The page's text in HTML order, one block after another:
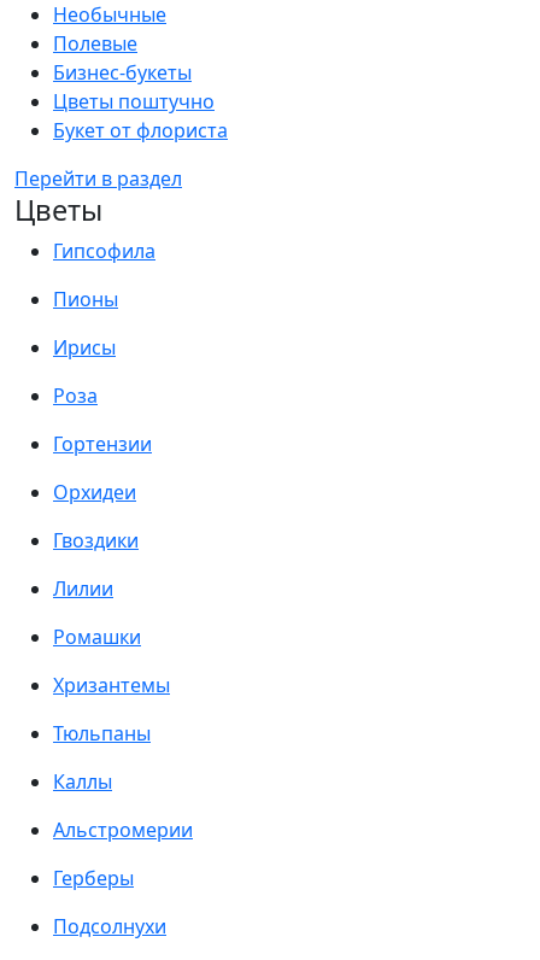
Необычные
Полевые
Бизнес-букеты
Цветы поштучно
Букет от флориста
Перейти в раздел
Цветы
Гипсофила
Пионы
Ирисы
Роза
Гортензии
Орхидеи
Гвоздики
Лилии
Ромашки
Хризантемы
Тюльпаны
Каллы
Альстромерии
Герберы
Подсолнухи